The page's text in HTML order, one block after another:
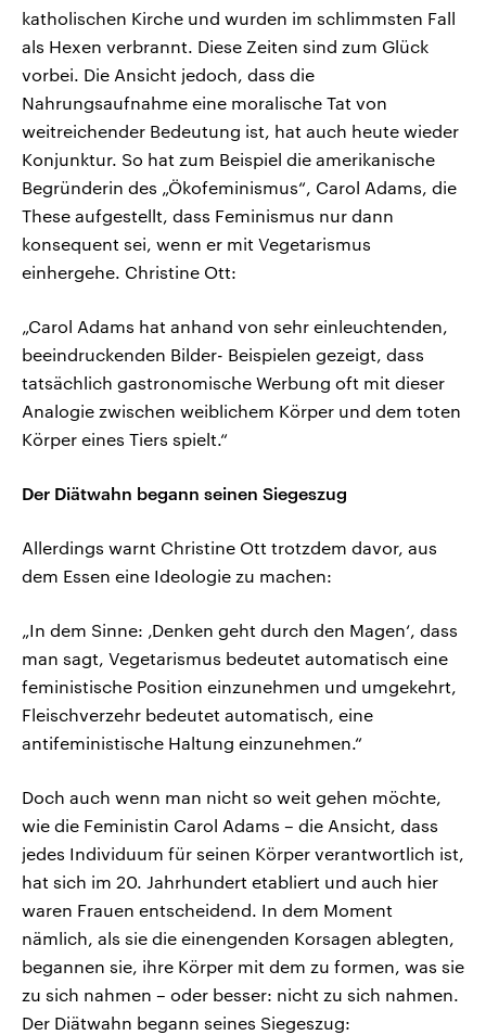
katholischen Kirche und wurden im schlimmsten Fall
als Hexen verbrannt. Diese Zeiten sind zum Glück
vorbei. Die Ansicht jedoch, dass die
Nahrungsaufnahme eine moralische Tat von
weitreichender Bedeutung ist, hat auch heute wieder
Konjunktur. So hat zum Beispiel die amerikanische
Begründerin des „Ökofeminismus“, Carol Adams, die
These aufgestellt, dass Feminismus nur dann
konsequent sei, wenn er mit Vegetarismus
einhergehe. Christine Ott:
„Carol Adams hat anhand von sehr einleuchtenden,
beeindruckenden Bilder- Beispielen gezeigt, dass
tatsächlich gastronomische Werbung oft mit dieser
Analogie zwischen weiblichem Körper und dem toten
Körper eines Tiers spielt.“
Der Diätwahn begann seinen Siegeszug
Allerdings warnt Christine Ott trotzdem davor, aus
dem Essen eine Ideologie zu machen:
„In dem Sinne: ‚Denken geht durch den Magen‘, dass
man sagt, Vegetarismus bedeutet automatisch eine
feministische Position einzunehmen und umgekehrt,
Fleischverzehr bedeutet automatisch, eine
antifeministische Haltung einzunehmen.“
Doch auch wenn man nicht so weit gehen möchte,
wie die Feministin Carol Adams – die Ansicht, dass
jedes Individuum für seinen Körper verantwortlich ist,
hat sich im 20. Jahrhundert etabliert und auch hier
waren Frauen entscheidend. In dem Moment
nämlich, als sie die einengenden Korsagen ablegten,
begannen sie, ihre Körper mit dem zu formen, was sie
zu sich nahmen – oder besser: nicht zu sich nahmen.
Der Diätwahn begann seines Siegeszug: